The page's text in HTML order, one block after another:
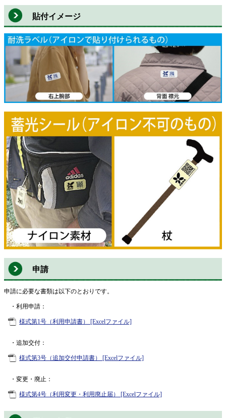
貼付イメージ
申請
申請に必要な書類は以下のとおりです。
・利用申請：
様式第1号（利用申請書） [Excelファイル]
・追加交付：
様式第3号（追加交付申請書） [Excelファイル]
・変更・廃止：
様式第4号（利用変更・利用廃止届） [Excelファイル]